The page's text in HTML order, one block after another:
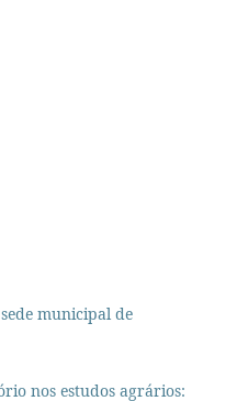
municipal de
nos estudos agrários: